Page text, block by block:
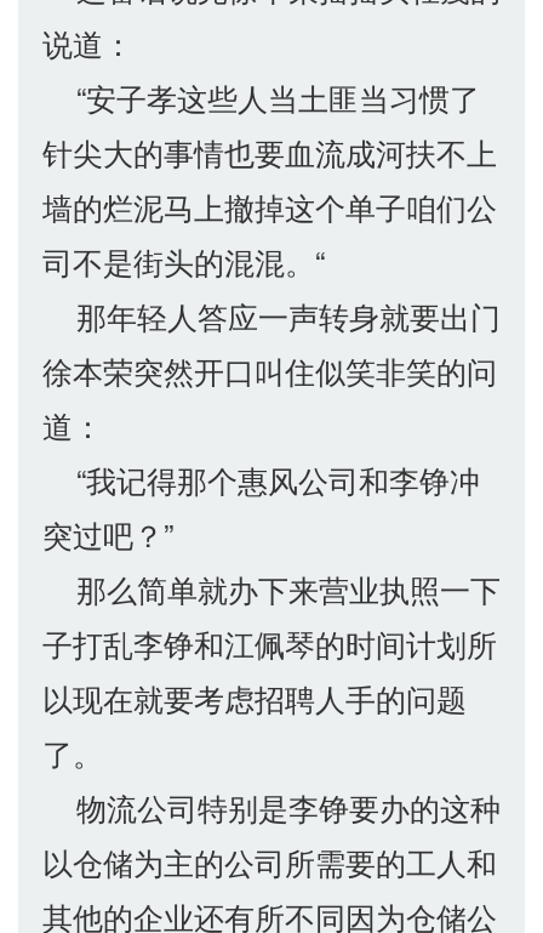
说道：
“安子孝这些人当土匪当习惯了
针尖大的事情也要血流成河扶不上
墙的烂泥马上撤掉这个单子咱们公
司不是街头的混混。“
那年轻人答应一声转身就要出门
徐本荣突然开口叫住似笑非笑的问
道：
“我记得那个惠风公司和李铮冲
突过吧？”
那么简单就办下来营业执照一下
子打乱李铮和江佩琴的时间计划所
以现在就要考虑招聘人手的问题
了。
物流公司特别是李铮要办的这种
以仓储为主的公司所需要的工人和
其他的企业还有所不同因为仓储公